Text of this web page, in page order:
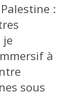
:
à
sous